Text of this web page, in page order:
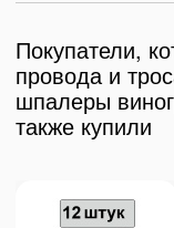
Покупатели,
провода и
шпалеры
также купили